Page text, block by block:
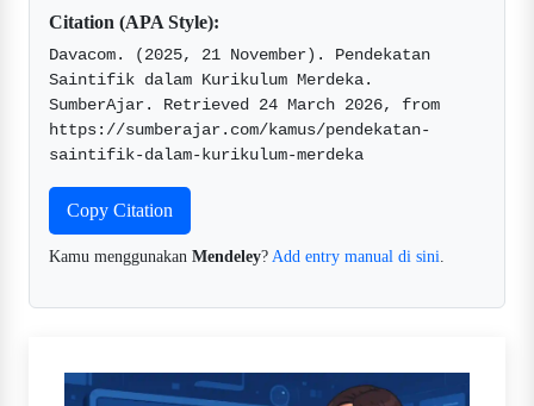
Citation (APA Style):
Davacom. (2025, 21 November). Pendekatan
Saintifik dalam Kurikulum Merdeka.
SumberAjar. Retrieved 24 March 2026, from
https://sumberajar.com/kamus/pendekatan-
saintifik-dalam-kurikulum-merdeka
Copy Citation
Kamu menggunakan Mendeley? Add entry manual di sini.